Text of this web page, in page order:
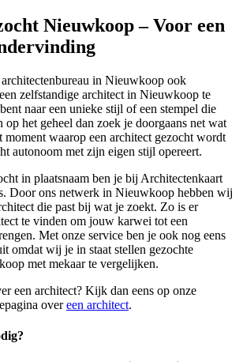
Nieuwkoop – Voor een
in Nieuwkoop ook
zelfstandige architect in Nieuwkoop te
naar een unieke stijl of een stempel die
op het geheel dan zoek je doorgaans net wat
moment waarop een architect gezocht wordt
autonoom met zijn eigen stijl opereert.
in plaatsnaam ben je bij Architectenkaart
Door ons netwerk in Nieuwkoop hebben wij
die past bij wat je zoekt. Zo is er
te vinden om jouw karwei tot een
Met onze service ben je ook nog eens
omdat wij je in staat stellen gezochte
met mekaar te vergelijken.
een architect? Kijk dan eens op onze
overeen architect.